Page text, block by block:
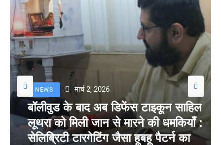
NEWS मार्च 2, 2026
बॉलीवुड के बाद अब डिफेंस टाइकून साहिल
लूथरा को मिली जान से मारने की धमकियाँ :
सेलिब्रिटी टारगेटिंग जैसा हूबहू पैटर्न का